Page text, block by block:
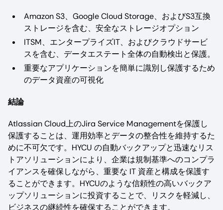
Amazon S3、Google Cloud Storage、およびS3互換
ストレージを含む、安全なストレージオプション
ITSM、エンタープライズIT、およびクラウドサービ
スを含む、データエステート全体の自動検出と保護。
重要なアプリケーションを簡単に識別し保護するため
のデータ資産の可視化
結論
Atlassian Cloud上のJira Service Managementを保護し
保護することは、運用効率とデータの整合性を維持するた
めに不可欠です。HYCU の自動バックアップと迅速なリス
トアソリューションにより、企業は規制基準へのコンプラ
イアンスを確保しながら、重要な IT 資産と構成を保護す
ることができます。HYCUのような信頼性の高いバックア
ップソリューションに投資することで、リスクを軽減し、
ビジネスの継続性を確保することができます。